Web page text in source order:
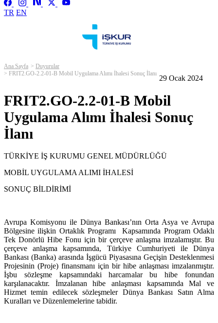
TR EN
Ana Sayfa
Duyurular
FRIT2.GO-2.2-01-B Mobil Uygulama Alımı İhalesi Sonuç İlanı
29 Ocak 2024
FRIT2.GO-2.2-01-B Mobil
Uygulama Alımı İhalesi Sonuç
İlanı
TÜRKİYE İŞ KURUMU GENEL MÜDÜRLÜĞÜ
MOBİL UYGULAMA ALIMI İHALESİ
SONUÇ BİLDİRİMİ
Avrupa Komisyonu ile Dünya Bankası’nın Orta Asya ve Avrupa
Bölgesine ilişkin Ortaklık Programı Kapsamında Program Odaklı
Tek Donörlü Hibe Fonu için bir çerçeve anlaşma imzalamıştır. Bu
çerçeve anlaşma kapsamında, Türkiye Cumhuriyeti ile Dünya
Bankası (Banka) arasında İşgücü Piyasasına Geçişin Desteklenmesi
Projesinin (Proje) finansmanı için bir hibe anlaşması imzalanmıştır.
İşbu sözleşme kapsamındaki harcamalar bu hibe fonundan
karşılanacaktır. İmzalanan hibe anlaşması kapsamında Mal ve
Hizmet temin edilecek sözleşmeler Dünya Bankası Satın Alma
Kuralları ve Düzenlemelerine tabidir.